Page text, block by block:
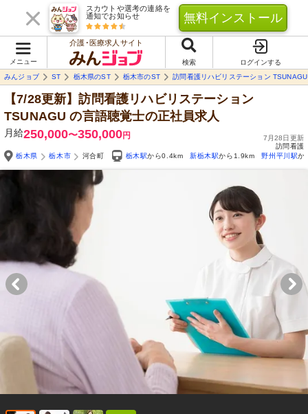
スカウトや選考の連絡を
通知でお知らせ
無料インストール
メニュー
介護･医療求人サイト
検索
ログインする
みんジョブ
ST 栃木県のST 栃木市のST 訪問看護リハビリステーション TSUNAGU
【7/28更新】訪問看護リハビリステーション
TSUNAGU の言語聴覚士の正社員求人
月給250,000〜350,000円
7月28日更新
訪問看護
栃木県
栃木市 河合町 栃木駅から0.4km 新栃木駅から1.9km 野州平川駅か